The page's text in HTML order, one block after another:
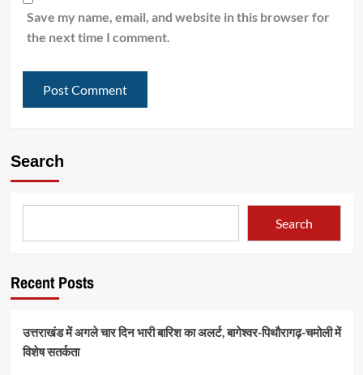
Save my name, email, and website in this browser for
the next time I comment.
Search
Search
Recent Posts
उत्तराखंड में अगले चार दिन भारी बारिश का अलर्ट, बागेश्वर-पिथौरागढ़-चमोली में
विशेष सतर्कता